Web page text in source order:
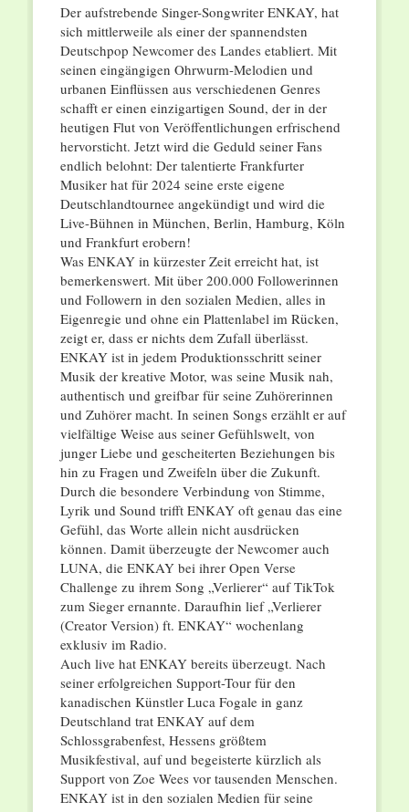
Der aufstrebende Singer-Songwriter ENKAY, hat
sich mittlerweile als einer der spannendsten
Deutschpop Newcomer des Landes etabliert. Mit
seinen eingängigen Ohrwurm-Melodien und
urbanen Einflüssen aus verschiedenen Genres
schafft er einen einzigartigen Sound, der in der
heutigen Flut von Veröffentlichungen erfrischend
hervorsticht. Jetzt wird die Geduld seiner Fans
endlich belohnt: Der talentierte Frankfurter
Musiker hat für 2024 seine erste eigene
Deutschlandtournee angekündigt und wird die
Live-Bühnen in München, Berlin, Hamburg, Köln
und Frankfurt erobern!
Was ENKAY in kürzester Zeit erreicht hat, ist
bemerkenswert. Mit über 200.000 Followerinnen
und Followern in den sozialen Medien, alles in
Eigenregie und ohne ein Plattenlabel im Rücken,
zeigt er, dass er nichts dem Zufall überlässt.
ENKAY ist in jedem Produktionsschritt seiner
Musik der kreative Motor, was seine Musik nah,
authentisch und greifbar für seine Zuhörerinnen
und Zuhörer macht. In seinen Songs erzählt er auf
vielfältige Weise aus seiner Gefühlswelt, von
junger Liebe und gescheiterten Beziehungen bis
hin zu Fragen und Zweifeln über die Zukunft.
Durch die besondere Verbindung von Stimme,
Lyrik und Sound trifft ENKAY oft genau das eine
Gefühl, das Worte allein nicht ausdrücken
können. Damit überzeugte der Newcomer auch
LUNA, die ENKAY bei ihrer Open Verse
Challenge zu ihrem Song „Verlierer“ auf TikTok
zum Sieger ernannte. Daraufhin lief „Verlierer
(Creator Version) ft. ENKAY“ wochenlang
exklusiv im Radio.
Auch live hat ENKAY bereits überzeugt. Nach
seiner erfolgreichen Support-Tour für den
kanadischen Künstler Luca Fogale in ganz
Deutschland trat ENKAY auf dem
Schlossgrabenfest, Hessens größtem
Musikfestival, auf und begeisterte kürzlich als
Support von Zoe Wees vor tausenden Menschen.
ENKAY ist in den sozialen Medien für seine